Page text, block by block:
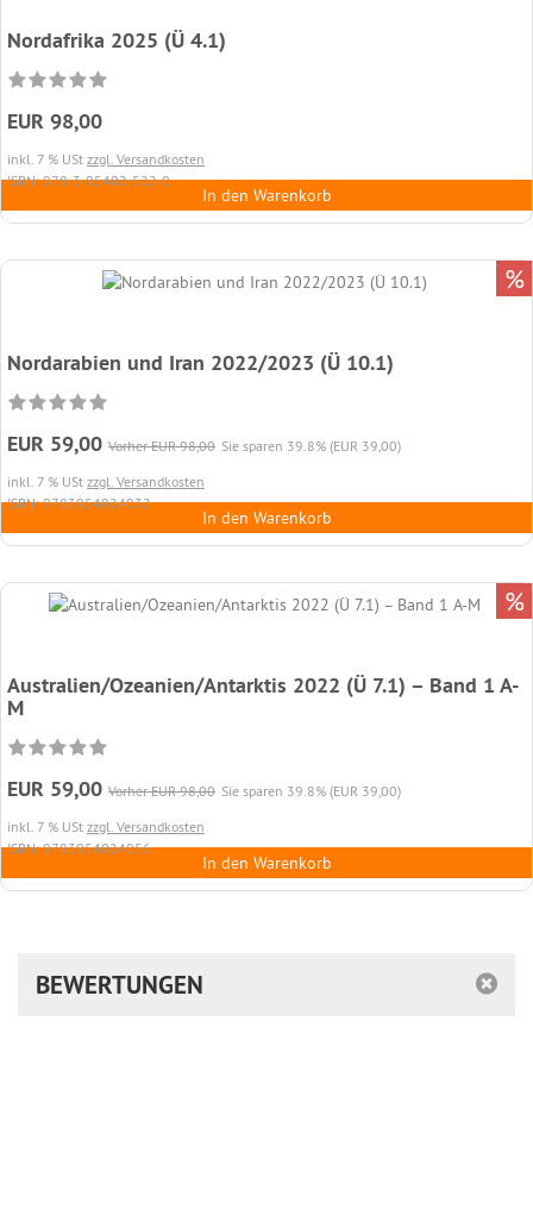
Nordafrika 2025 (Ü 4.1)
EUR 98,00
inkl. 7 % USt zzgl. Versandkosten
ISBN: 978-3-95402-522-0
In den Warenkorb
Nordarabien und Iran 2022/2023 (Ü 10.1)
EUR 59,00 Vorher EUR 98,00 Sie sparen 39.8% (EUR 39,00)
inkl. 7 % USt zzgl. Versandkosten
ISBN: 9783954024032
In den Warenkorb
%
Australien/Ozeanien/Antarktis 2022 (Ü 7.1) – Band 1 A-
M
EUR 59,00 Vorher EUR 98,00 Sie sparen 39.8% (EUR 39,00)
inkl. 7 % USt zzgl. Versandkosten
ISBN: 9783954024056
In den Warenkorb
%
BEWERTUNGEN